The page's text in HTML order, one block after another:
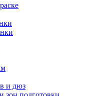
и дюз